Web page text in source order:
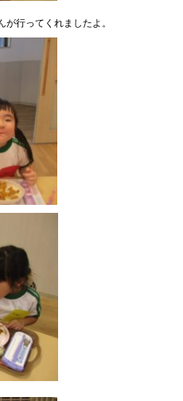
行ってくれましたよ。